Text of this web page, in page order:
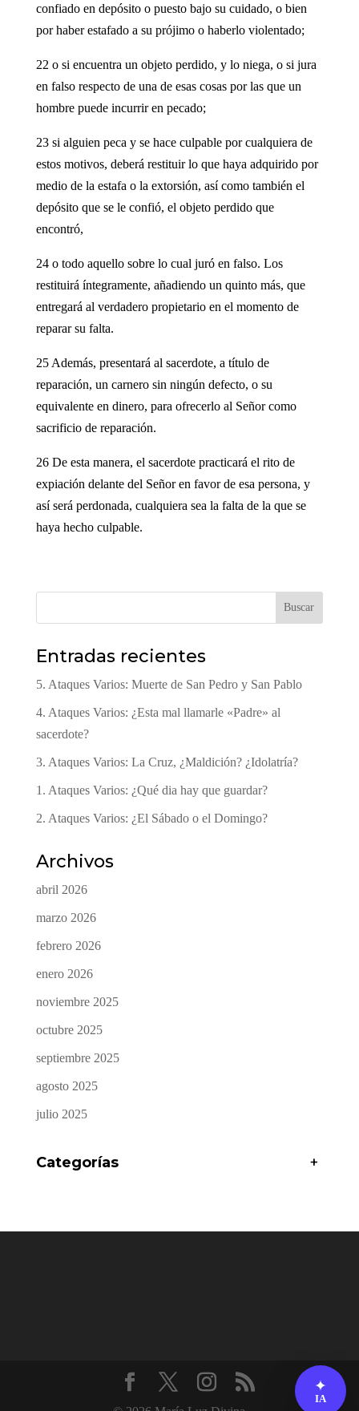
confiado en depósito o puesto bajo su cuidado, o bien
por haber estafado a su prójimo o haberlo violentado;
22 o si encuentra un objeto perdido, y lo niega, o si jura
en falso respecto de una de esas cosas por las que un
hombre puede incurrir en pecado;
23 si alguien peca y se hace culpable por cualquiera de
estos motivos, deberá restituir lo que haya adquirido por
medio de la estafa o la extorsión, así como también el
depósito que se le confió, el objeto perdido que
encontró,
24 o todo aquello sobre lo cual juró en falso. Los
restituirá íntegramente, añadiendo un quinto más, que
entregará al verdadero propietario en el momento de
reparar su falta.
25 Además, presentará al sacerdote, a título de
reparación, un carnero sin ningún defecto, o su
equivalente en dinero, para ofrecerlo al Señor como
sacrificio de reparación.
26 De esta manera, el sacerdote practicará el rito de
expiación delante del Señor en favor de esa persona, y
así será perdonada, cualquiera sea la falta de la que se
haya hecho culpable.
Buscar
Entradas recientes
5. Ataques Varios: Muerte de San Pedro y San Pablo
4. Ataques Varios: ¿Esta mal llamarle «Padre» al
sacerdote?
3. Ataques Varios: La Cruz, ¿Maldición? ¿Idolatría?
1. Ataques Varios: ¿Qué dia hay que guardar?
2. Ataques Varios: ¿El Sábado o el Domingo?
Archivos
abril 2026
marzo 2026
febrero 2026
enero 2026
noviembre 2025
octubre 2025
septiembre 2025
agosto 2025
julio 2025
Categorías +
✦
IA